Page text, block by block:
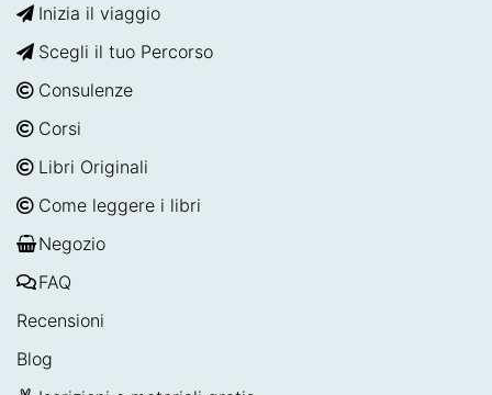
Inizia il viaggio
Scegli il tuo Percorso
Consulenze
Corsi
Libri Originali
Come leggere i libri
Negozio
FAQ
Recensioni
Blog